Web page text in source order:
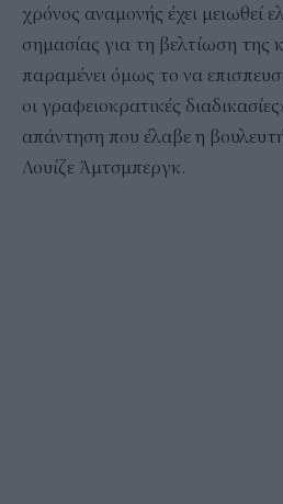
χρόνος αναμονής έχει μειωθεί
σημασίας για τη βελτίωση της
παραμένει όμως το να
οι γραφειοκρατικές
απάντηση που έλαβε η
Λουίζε Άμτσμπεργκ.